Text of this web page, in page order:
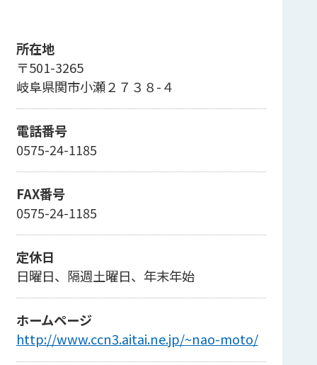
所在地
〒501-3265
岐阜県関市小瀬２７３８-４
電話番号
0575-24-1185
FAX番号
0575-24-1185
定休日
日曜日、隔週土曜日、年末年始
ホームページ
http://www.ccn3.aitai.ne.jp/~nao-moto/